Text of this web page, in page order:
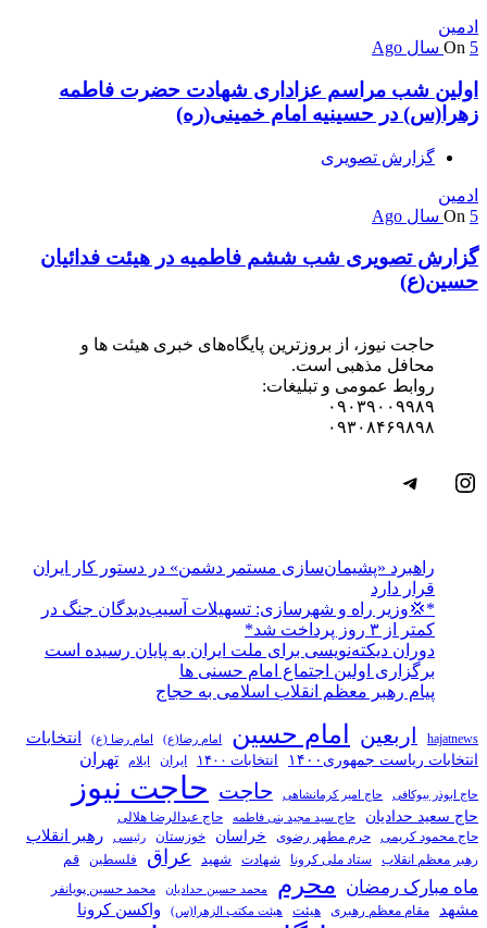
ادمین
On 5 سال Ago
اولین شب مراسم عزاداری شهادت حضرت فاطمه
زهرا(س) در حسینیه امام خمینی(ره)
گزارش تصویری
ادمین
On 5 سال Ago
گزارش تصویری شب ششم فاطمیه در هیئت فدائیان
حسین(ع)
حاجت نیوز، از بروزترین پایگاه‌های خبری هیئت ها و
محافل مذهبی است.
روابط عمومی و تبلیغات:
۰۹۰۳۹۰۰۹۹۸۹
۰۹۳۰۸۴۶۹۸۹۸
اینستاگرم
تلگرام
راهبرد «پشیمان‌سازی مستمر دشمن» در دستور کار ایران
قرار دارد
*💢وزیر راه و شهرسازی: تسهیلات آسیب‌دیدگان جنگ در
کمتر از ۳ روز پرداخت شد*
دوران دیکته‌نویسی برای ملت ایران به پایان رسیده است
برگزاری اولین اجتماع امام حسنی ها
پیام رهبر معظم انقلاب اسلامی به حجاج
hajatnews اربعین امام حسین امام رضا(ع) امام رضا (ع) انتخابات
انتخابات ریاست جمهوری۱۴۰۰ انتخابات ۱۴۰۰ ایران ایلام تهران
حاج ابوذر بیوکافی حاج امیر کرمانشاهی حاجت حاجت نیوز
حاج سعید حدادیان حاج سید مجید بنی فاطمه
حاج عبدالرضا هلالی
حاج محمود کریمی
حرم مطهر رضوی خراسان خوزستان رئیسی رهبر انقلاب
رهبر معظم انقلاب ستاد ملی کرونا شهادت شهید عراق فلسطین قم
ماه مبارک رمضان محرم محمد حسین حدادیان محمد حسین پویانفر
مشهد مقام معظم رهبری هیئت هیئت مکتب الزهرا(س) واکسن کرونا